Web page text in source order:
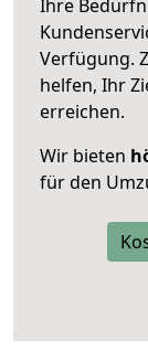
Ihre
Verfügung.
helfen, Ihr
erreichen.
Wir bieten
für den